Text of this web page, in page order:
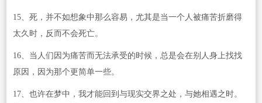
15、死，并不如想象中那么容易，尤其是当一个人被痛苦折磨得
太久时，反而不会死亡。
16、当人们因为痛苦而无法承受的时候，总是会在别人身上找找
原因，因为那个更简单一些。
17、也许在梦中，我才能回到与现实交界之处，与她相遇之时。